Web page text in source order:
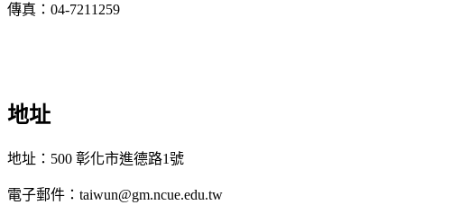
傳真：04-7211259
地址
地址：500 彰化市進德路1號
電子郵件：taiwun@gm.ncue.edu.tw